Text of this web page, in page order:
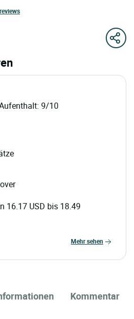
9/10
16.17 USD bis 18.49
mehr sehen
Kommentar